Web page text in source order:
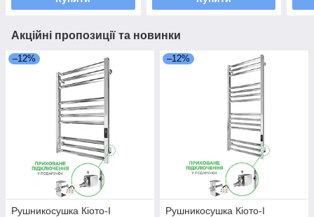
Акційні пропозиції та новинки
–12%
Рушникосушка Кіото-I
–12%
Рушникосушка Кіото-I